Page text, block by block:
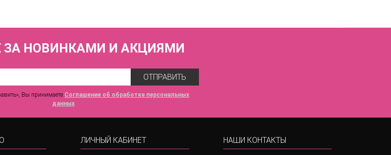
ЗА НОВИНКАМИ И АКЦИЯМИ
ОТПРАВИТЬ
Вы принимаете Соглашение об обработке персональных
данных
ЛИЧНЫЙ КАБИНЕТ НАШИ КОНТАКТЫ